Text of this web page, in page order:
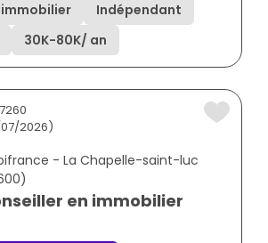
Indépendant
30K-80K/ an
2026)
- La Chapelle-saint-luc
en immobilier